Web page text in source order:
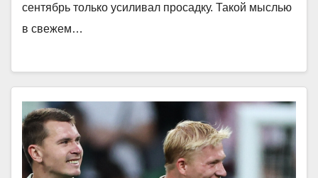
сентябрь только усиливал просадку. Такой мыслью
в свежем…